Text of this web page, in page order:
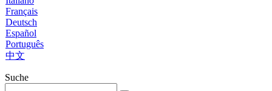
Français
Deutsch
Español
Português
中文
Suche